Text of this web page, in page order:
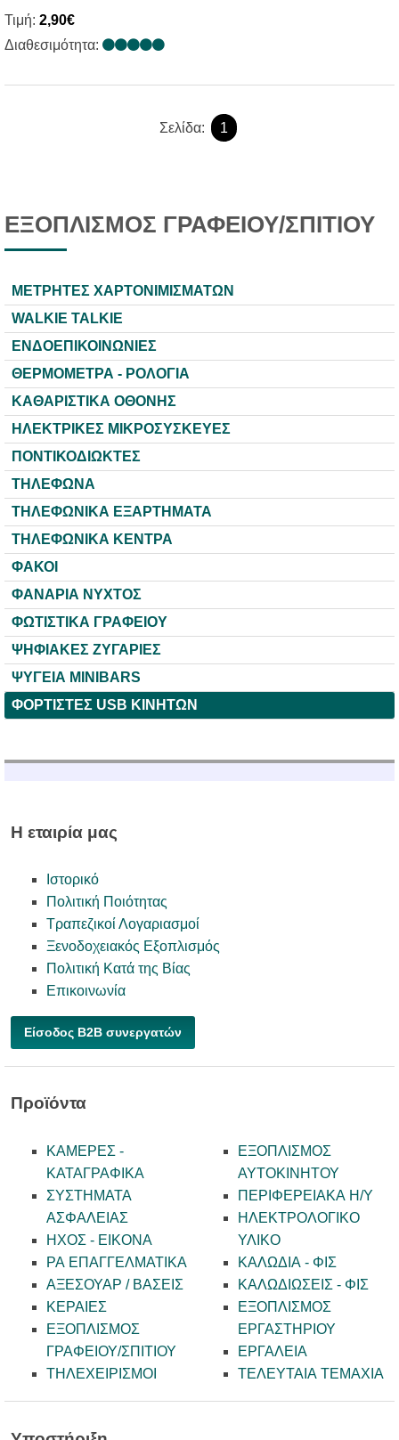
Τιμή: 2,90€
Διαθεσιμότητα:
Σελίδα: 1
ΕΞΟΠΛΙΣΜΟΣ ΓΡΑΦΕΙΟΥ/ΣΠΙΤΙΟΥ
ΜΕΤΡΗΤΕΣ ΧΑΡΤΟΝΙΜΙΣΜΑΤΩΝ
WALKIE TALKIE
ΕΝΔΟΕΠΙΚΟΙΝΩΝΙΕΣ
ΘΕΡΜΟΜΕΤΡΑ - ΡΟΛΟΓΙΑ
ΚΑΘΑΡΙΣΤΙΚΑ ΟΘΟΝΗΣ
ΗΛΕΚΤΡΙΚΕΣ ΜΙΚΡΟΣΥΣΚΕΥΕΣ
ΠΟΝΤΙΚΟΔΙΩΚΤΕΣ
ΤΗΛΕΦΩΝΑ
ΤΗΛΕΦΩΝΙΚΑ ΕΞΑΡΤΗΜΑΤΑ
ΤΗΛΕΦΩΝΙΚΑ ΚΕΝΤΡΑ
ΦΑΚΟΙ
ΦΑΝΑΡΙΑ ΝΥΧΤΟΣ
ΦΩΤΙΣΤΙΚΑ ΓΡΑΦΕΙΟΥ
ΨΗΦΙΑΚΕΣ ΖΥΓΑΡΙΕΣ
ΨΥΓΕΙΑ MINIBARS
ΦΟΡΤΙΣΤΕΣ USB KINHTΩΝ
Η εταιρία μας
Ιστορικό
Πολιτική Ποιότητας
Τραπεζικοί Λογαριασμοί
Ξενοδοχειακός Εξοπλισμός
Πολιτική Κατά της Βίας
Επικοινωνία
Είσοδος B2B συνεργατών
Προϊόντα
ΚΑΜΕΡΕΣ -
KATAΓΡΑΦΙΚΑ
ΣΥΣΤΗΜΑΤΑ
ΑΣΦΑΛΕΙΑΣ
ΗΧΟΣ - ΕΙΚΟΝΑ
PA ΕΠΑΓΓΕΛΜΑΤΙΚΑ
ΑΞΕΣΟΥΑΡ / ΒΑΣΕΙΣ
ΚΕΡΑΙΕΣ
ΕΞΟΠΛΙΣΜΟΣ
ΓΡΑΦΕΙΟΥ/ΣΠΙΤΙΟΥ
ΤΗΛΕΧΕΙΡΙΣΜΟΙ
ΕΞΟΠΛΙΣΜΟΣ
ΑΥΤΟΚΙΝΗΤΟΥ
ΠΕΡΙΦΕΡΕΙΑΚΑ Η/Υ
ΗΛΕΚΤΡΟΛΟΓΙΚΟ
ΥΛΙΚΟ
ΚΑΛΩΔΙΑ - ΦΙΣ
ΚΑΛΩΔΙΩΣΕΙΣ - ΦΙΣ
ΕΞΟΠΛΙΣΜΟΣ
ΕΡΓΑΣΤΗΡΙΟΥ
ΕΡΓΑΛΕΙΑ
ΤΕΛΕΥΤΑΙΑ ΤΕΜΑΧΙΑ